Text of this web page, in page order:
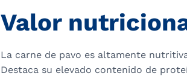
Valor
La carne de pavo es altamente
Destaca su elevado contenido de